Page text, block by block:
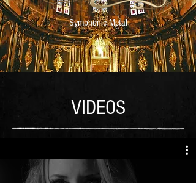
Symphonic Metal
VIDEOS